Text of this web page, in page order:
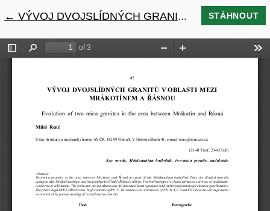
← Návrat na podrobnosti článku
VÝVOJ DVOJSLÍDNÝCH GRANITŮ V OBLASTI MEZI MRÁKOTÍNEM A ŘÁSNOU STÁHNOUT